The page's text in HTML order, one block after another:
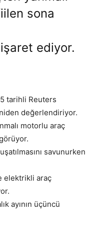
sona
ediyor.
tarihli Reuters
değerlendiriyor.
motorlu araç
savunurken
elektrikli araç
ayının üçüncü